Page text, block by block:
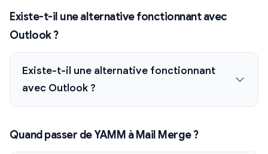
Existe-t-il une alternative fonctionnant avec
Outlook ?
Existe-t-il une alternative fonctionnant
avec Outlook ?
Quand passer de YAMM à Mail Merge ?